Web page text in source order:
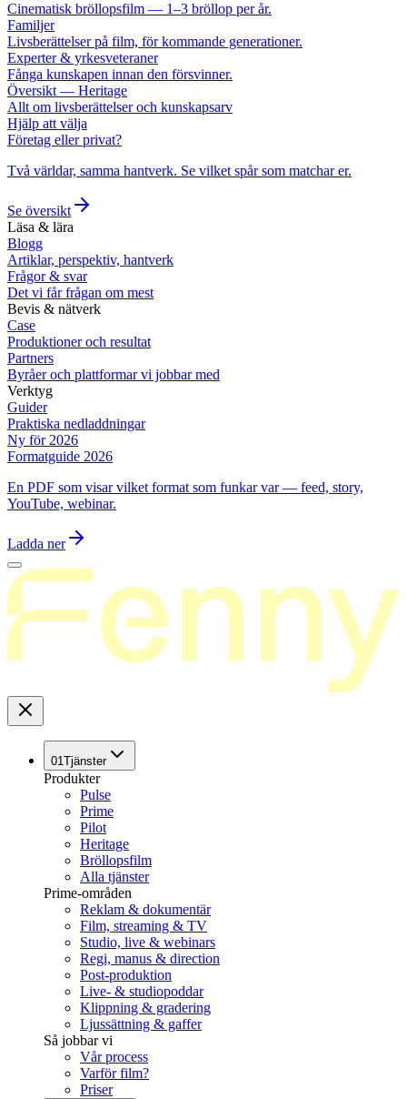
Cinematisk bröllopsfilm — 1–3 bröllop per år.
Familjer
Livsberättelser på film, för kommande generationer.
Experter & yrkesveteraner
Fånga kunskapen innan den försvinner.
Översikt — Heritage
Allt om livsberättelser och kunskapsarv
Hjälp att välja
Företag eller privat?
Två världar, samma hantverk. Se vilket spår som matchar er.
Se översikt
Läsa & lära
Blogg
Artiklar, perspektiv, hantverk
Frågor & svar
Det vi får frågan om mest
Bevis & nätverk
Case
Produktioner och resultat
Partners
Byråer och plattformar vi jobbar med
Verktyg
Guider
Praktiska nedladdningar
Ny för 2026
Formatguide 2026
En PDF som visar vilket format som funkar var — feed, story,
YouTube, webinar.
Ladda ner
01Tjänster
Produkter
Pulse
Prime
Pilot
Heritage
Bröllopsfilm
Alla tjänster
Prime-områden
Reklam & dokumentär
Film, streaming & TV
Studio, live & webinars
Regi, manus & direction
Post-produktion
Live- & studiopoddar
Klippning & gradering
Ljussättning & gaffer
Så jobbar vi
Vår process
Varför film?
Priser